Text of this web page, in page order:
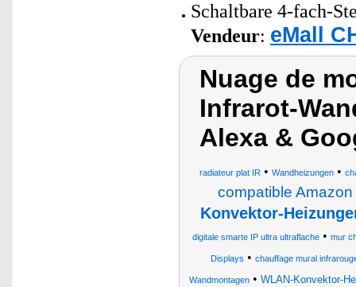
Schaltbare 4-fach-
Vendeur: eMall
Nuage de
Infrarot-
Alexa &
radiateur plat IR • Wandheizungen •
compatible
Konvektor-
digitale smarte IP ultra ultraflache • mur
Displays • chauffage mural
Wandmontagen• WLAN-Konvektor-